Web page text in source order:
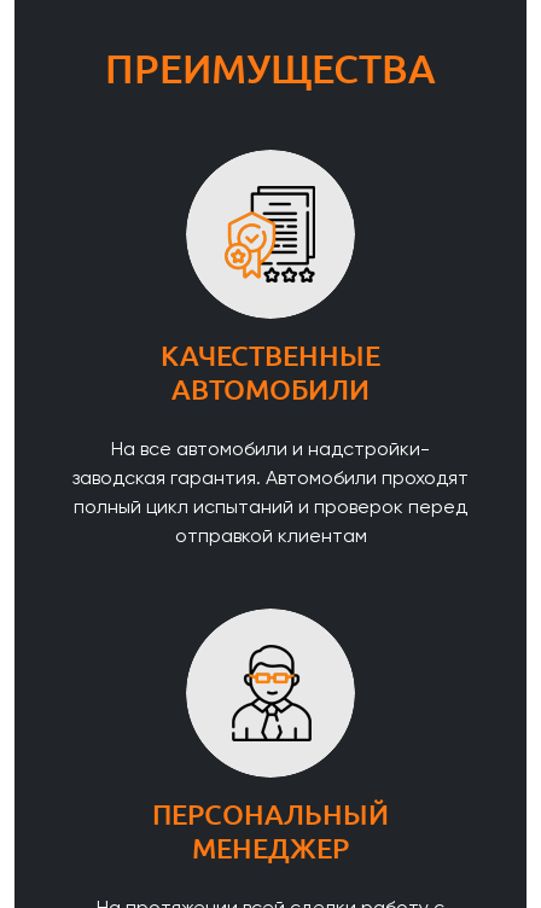
ПРЕИМУЩЕСТВА
КАЧЕСТВЕННЫЕ
АВТОМОБИЛИ
На все автомобили и надстройки-
заводская гарантия. Автомобили проходят
полный цикл испытаний и проверок перед
отправкой клиентам
ПЕРСОНАЛЬНЫЙ
МЕНЕДЖЕР